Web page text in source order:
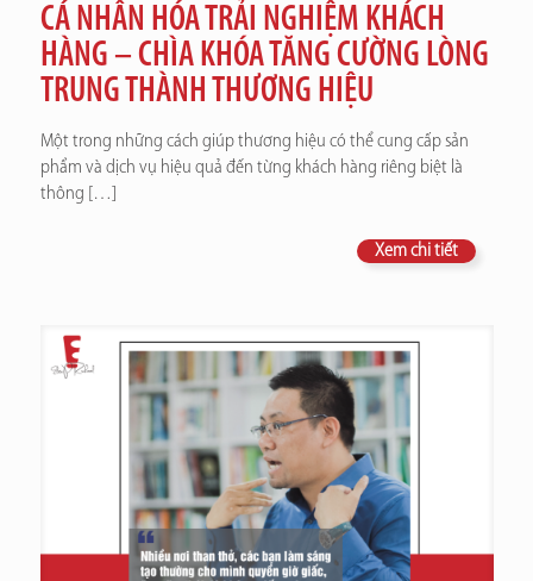
CÁ NHÂN HÓA TRẢI NGHIỆM KHÁCH
HÀNG – CHÌA KHÓA TĂNG CƯỜNG LÒNG
TRUNG THÀNH THƯƠNG HIỆU
Một trong những cách giúp thương hiệu có thể cung cấp sản
phẩm và dịch vụ hiệu quả đến từng khách hàng riêng biệt là
thông […]
Xem chi tiết